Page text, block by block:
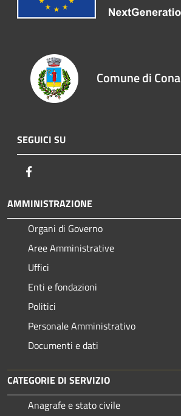
Comune di Cona
SEGUICI SU
AMMINISTRAZIONE
Organi di Governo
Aree Amministrative
Uffici
Enti e fondazioni
Politici
Personale Amministrativo
Documenti e dati
CATEGORIE DI SERVIZIO
Anagrafe e stato civile